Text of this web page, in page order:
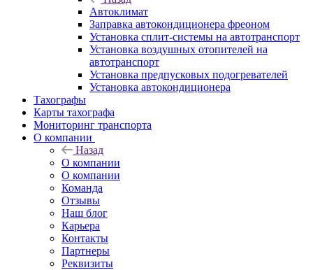
Автоклимат
Заправка автокондиционера фреоном
Установка сплит-системы на автотранспорт
Установка воздушных отопителей на
автотранспорт
Установка предпусковых подогревателей
Установка автокондиционера
Тахографы
Карты тахографа
Мониторинг транспорта
О компании
Назад
О компании
О компании
Команда
Отзывы
Наш блог
Карьера
Контакты
Партнеры
Реквизиты